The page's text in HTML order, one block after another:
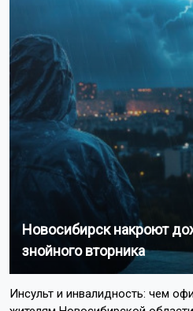
Новосибирск накроют
знойного вторника
Инсульт и инвалидность: чем